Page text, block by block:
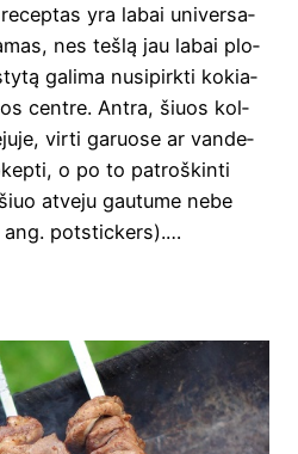
yra labai uni­ver­sa­
nes teš­lą jau labai plo­
gali­ma nusi­pirk­ti kokia­
cent­re. Ant­ra, šiuos kol­
vir­ti garuo­se ar van­de­
o po to patroš­kin­ti
atve­ju gau­tu­me nebe
ang. pot­stic­kers).…